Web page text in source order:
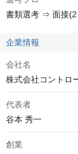
書類選考 ⇒ 面接
企業情報
会社名
株式会社コントロ
代表者
谷本 秀一
創業